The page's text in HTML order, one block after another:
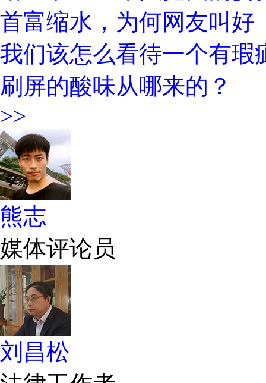
首富缩水，为何网友叫好
我们该怎么看待一个有瑕
刷屏的酸味从哪来的？
>>
熊志
媒体评论员
刘昌松